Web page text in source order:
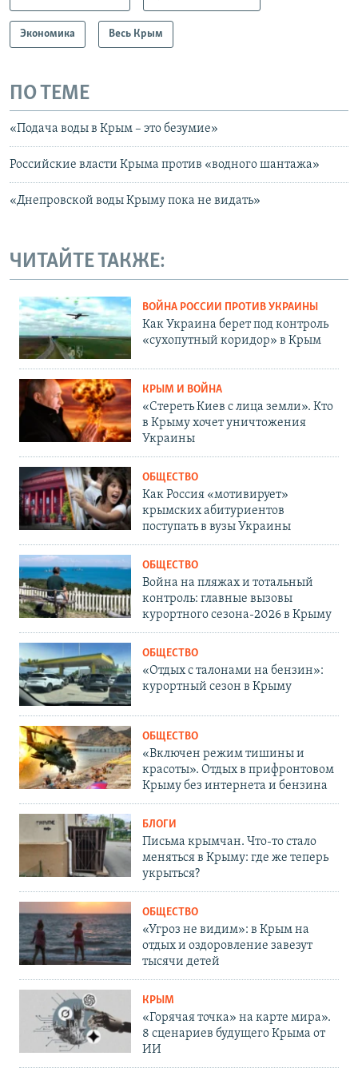
Экономика Весь Крым
ПО ТЕМЕ
«Подача воды в Крым – это безумие»
Российские власти Крыма против «водного шантажа»
«Днепровской воды Крыму пока не видать»
ЧИТАЙТЕ ТАКЖЕ:
ВОЙНА РОССИИ ПРОТИВ УКРАИНЫ
Как Украина берет под контроль
«сухопутный коридор» в Крым
КРЫМ И ВОЙНА
«Стереть Киев с лица земли». Кто
в Крыму хочет уничтожения
Украины
ОБЩЕСТВО
Как Россия «мотивирует»
крымских абитуриентов
поступать в вузы Украины
ОБЩЕСТВО
Война на пляжах и тотальный
контроль: главные вызовы
курортного сезона-2026 в Крыму
ОБЩЕСТВО
«Отдых с талонами на бензин»:
курортный сезон в Крыму
ОБЩЕСТВО
«Включен режим тишины и
красоты». Отдых в прифронтовом
Крыму без интернета и бензина
БЛОГИ
Письма крымчан. Что-то стало
меняться в Крыму: где же теперь
укрыться?
ОБЩЕСТВО
«Угроз не видим»: в Крым на
отдых и оздоровление завезут
тысячи детей
КРЫМ
«Горячая точка» на карте мира».
8 сценариев будущего Крыма от
ИИ